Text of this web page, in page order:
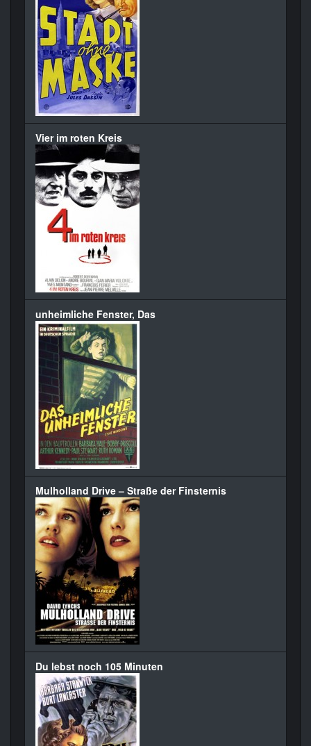
Vier im roten Kreis
unheimliche Fenster, Das
Mulholland Drive – Straße der Finsternis
Du lebst noch 105 Minuten